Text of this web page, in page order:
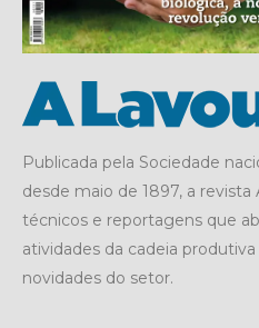
Publicada pela Sociedade
desde maio de 1897, a
técnicos e reportagens que
atividades da cadeia
novidades do setor.